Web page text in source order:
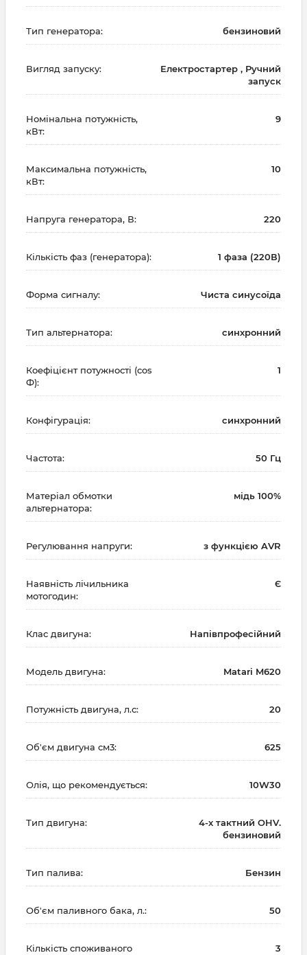
Тип генератора: бензиновий
Вигляд запуску:
Електростартер , Ручний
запуск
Номінальна потужність,
кВт:
9
Максимальна потужність,
кВт:
10
Напруга генератора, В: 220
Кількість фаз (генератора): 1 фаза (220В)
Форма сигналу: Чиста синусоїда
Тип альтернатора: синхронний
Коефіцієнт потужності (cos
Ф):
1
Конфігурація: синхронний
Частота: 50 Гц
Матеріал обмотки
альтернатора:
мідь 100%
Регулювання напруги: з функцією AVR
Наявність лічильника
мотогодин:
Є
Клас двигуна: Напівпрофесійний
Модель двигуна: Matari M620
Потужність двигуна, л.с: 20
Об'єм двигуна см3: 625
Олія, що рекомендується: 10W30
Тип двигуна:
4-х тактний OHV.
бензиновий
Тип палива: Бензин
Об'єм паливного бака, л.: 50
Кількість споживаного
3